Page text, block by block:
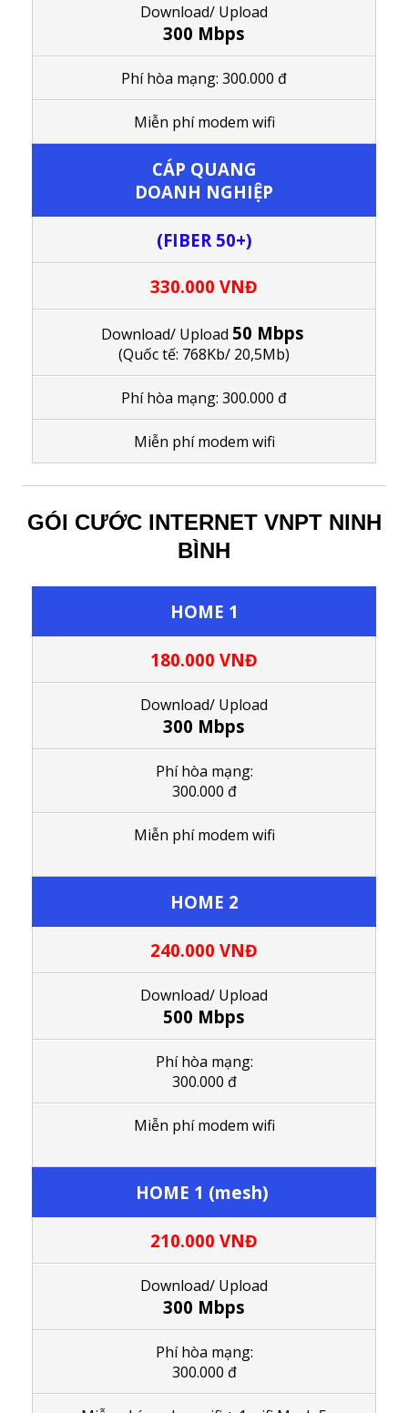
Download/ Upload
300 Mbps
Phí hòa mạng: 300.000 đ
Miễn phí modem wifi
CÁP QUANG
DOANH NGHIỆP
(FIBER 50+)
330.000 VNĐ
Download/ Upload 50 Mbps
(Quốc tế: 768Kb/ 20,5Mb)
Phí hòa mạng: 300.000 đ
Miễn phí modem wifi
GÓI CƯỚC INTERNET VNPT NINH
BÌNH
HOME 1
180.000 VNĐ
Download/ Upload
300 Mbps
Phí hòa mạng:
300.000 đ
Miễn phí modem wifi
HOME 2
240.000 VNĐ
Download/ Upload
500 Mbps
Phí hòa mạng:
300.000 đ
Miễn phí modem wifi
HOME 1 (mesh)
210.000 VNĐ
Download/ Upload
300 Mbps
Phí hòa mạng:
300.000 đ